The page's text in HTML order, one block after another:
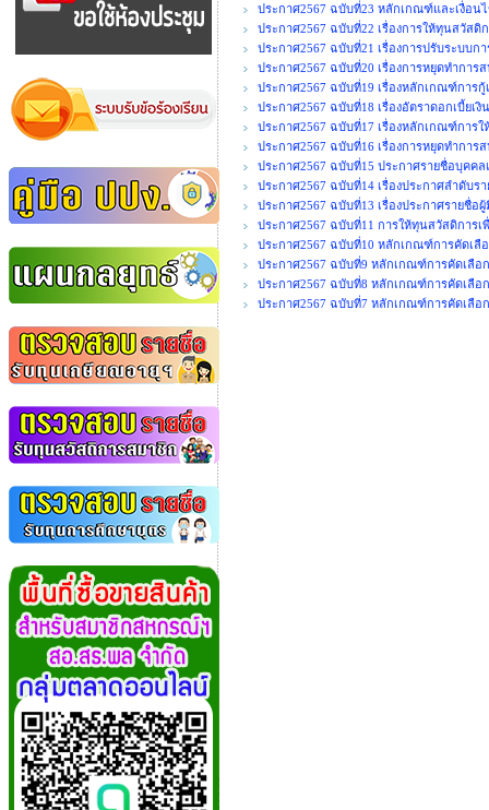
ประกาศ2567 ฉบับที่23 หลักเกณฑ์และเงื่อน
ประกาศ2567 ฉบับที่22 เรื่องการให้ทุนสวัสดิ
ประกาศ2567 ฉบับที่21 เรื่องการปรับระบบ
ประกาศ2567 ฉบับที่20 เรื่องการหยุดทำการ
ประกาศ2567 ฉบับที่19 เรื่องหลักเกณฑ์การ
ประกาศ2567 ฉบับที่18 เรื่องอัตราดอกเบี้ยเ
ประกาศ2567 ฉบับที่17 เรื่องหลักเกณฑ์การ
ประกาศ2567 ฉบับที่16 เรื่องการหยุดทำการ
ประกาศ2567 ฉบับที่15 ประกาศรายชื่อบุคค
ประกาศ2567 ฉบับที่14 เรื่องประกาศลำดับ
ประกาศ2567 ฉบับที่13 เรื่องประกาศรายชื่อ
ประกาศ2567 ฉบับที่11 การให้ทุนสวัสดิการ
ประกาศ2567 ฉบับที่10 หลักเกณฑ์การคัดเลื
ประกาศ2567 ฉบับที่9 หลักเกณฑ์การคัดเลือ
ประกาศ2567 ฉบับที่8 หลักเกณฑ์การคัดเลือ
ประกาศ2567 ฉบับที่7 หลักเกณฑ์การคัดเลือ